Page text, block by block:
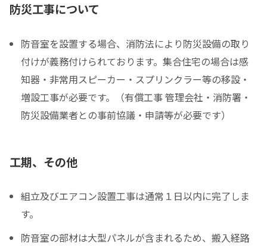
防災工事について
防音室を設置する場合、消防法により防災設備の取り
付けが義務付けられております。集合住宅の場合は感
知器・非常用スピーカー・スプリンクラー等の移設・
増設工事が必要です。（有償工事 管理会社・消防署・
防災設備業者との事前協議・申請等が必要です）
工期、その他
組立及びエアコン設置工事は通常１日以内に完了しま
す。
防音室の部材は大型パネルが含まれるため、搬入経路